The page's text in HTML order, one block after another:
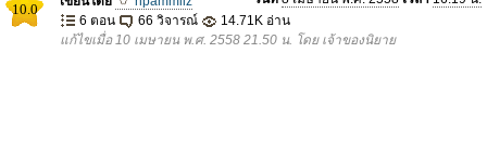
10.0
6 ตอน
66 วิจารณ์
14.71K อ่าน
แก้ไขเมื่อ 10 เมษายน พ.ศ. 2558 21.50 น. โดย เจ้าของนิยาย